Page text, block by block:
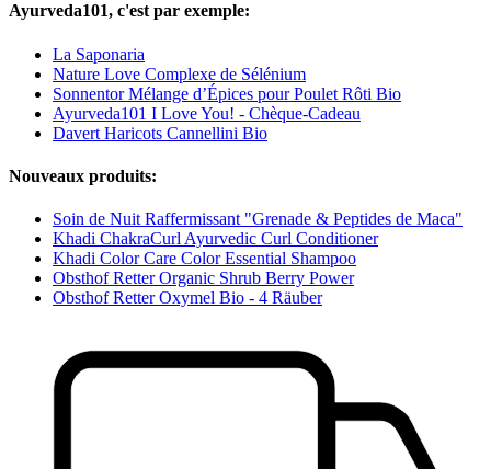
Ayurveda101, c'est par exemple:
La Saponaria
Nature Love Complexe de Sélénium
Sonnentor Mélange d’Épices pour Poulet Rôti Bio
Ayurveda101 I Love You! - Chèque-Cadeau
Davert Haricots Cannellini Bio
Nouveaux produits:
Soin de Nuit Raffermissant "Grenade & Peptides de Maca"
Khadi ChakraCurl Ayurvedic Curl Conditioner
Khadi Color Care Color Essential Shampoo
Obsthof Retter Organic Shrub Berry Power
Obsthof Retter Oxymel Bio - 4 Räuber